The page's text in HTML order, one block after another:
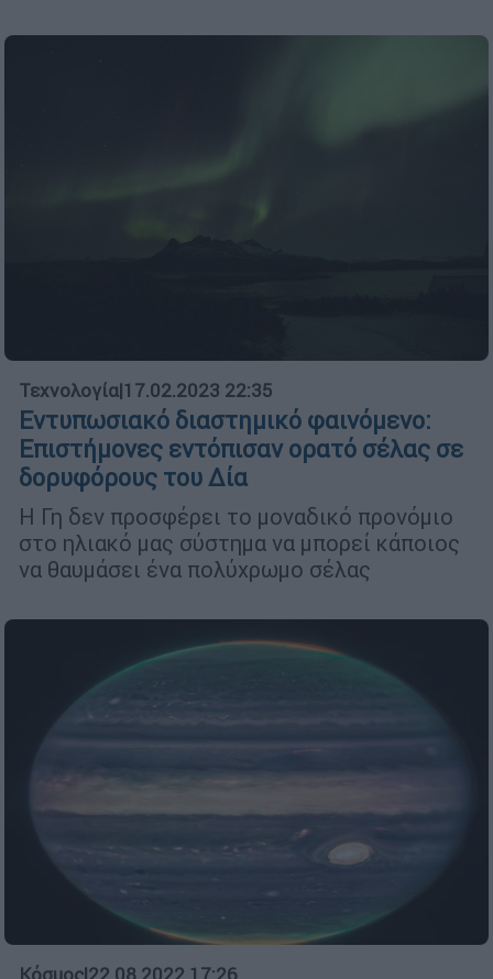
Τεχνολογία|17.02.2023 22:35
Εντυπωσιακό διαστημικό φαινόμενο:
Επιστήμονες εντόπισαν ορατό σέλας σε
δορυφόρους του Δία
Η Γη δεν προσφέρει το μοναδικό προνόμιο
στο ηλιακό μας σύστημα να μπορεί κάποιος
να θαυμάσει ένα πολύχρωμο σέλας